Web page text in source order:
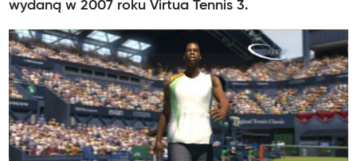
wydaną w 2007 roku Virtua Tennis 3.